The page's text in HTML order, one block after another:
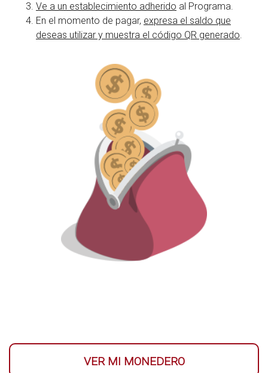
Ve a un establecimiento adherido al Programa.
En el momento de pagar, expresa el saldo que
deseas utilizar y muestra el código QR generado.
VER MI MONEDERO